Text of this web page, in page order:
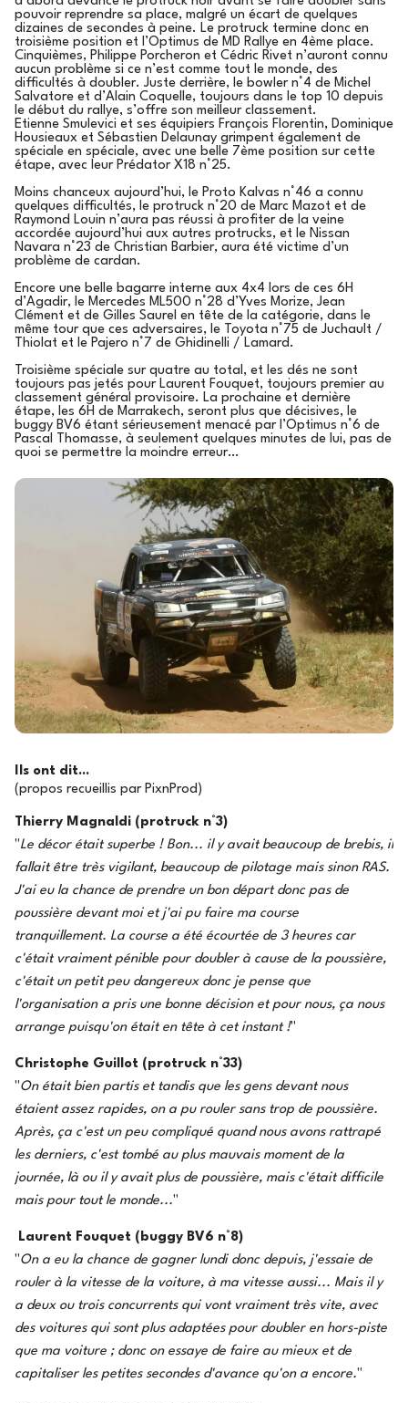
pouvoir reprendre sa place, malgré un écart de quelques
dizaines de secondes à peine. Le protruck termine donc en
troisième position et l’Optimus de MD Rallye en 4ème place.
Cinquièmes, Philippe Porcheron et Cédric Rivet n’auront connu
aucun problème si ce n’est comme tout le monde, des
difficultés à doubler. Juste derrière, le bowler n°4 de Michel
Salvatore et d’Alain Coquelle, toujours dans le top 10 depuis
le début du rallye, s’offre son meilleur classement.
Etienne Smulevici et ses équipiers François Florentin, Dominique
Housieaux et Sébastien Delaunay grimpent également de
spéciale en spéciale, avec une belle 7ème position sur cette
étape, avec leur Prédator X18 n°25.
Moins chanceux aujourd’hui, le Proto Kalvas n°46 a connu
quelques difficultés, le protruck n°20 de Marc Mazot et de
Raymond Louin n’aura pas réussi à profiter de la veine
accordée aujourd’hui aux autres protrucks, et le Nissan
Navara n°23 de Christian Barbier, aura été victime d’un
problème de cardan.
Encore une belle bagarre interne aux 4x4 lors de ces 6H
d’Agadir, le Mercedes ML500 n°28 d’Yves Morize, Jean
Clément et de Gilles Saurel en tête de la catégorie, dans le
même tour que ces adversaires, le Toyota n°75 de Juchault /
Thiolat et le Pajero n°7 de Ghidinelli / Lamard.
Troisième spéciale sur quatre au total, et les dés ne sont
toujours pas jetés pour Laurent Fouquet, toujours premier au
classement général provisoire. La prochaine et dernière
étape, les 6H de Marrakech, seront plus que décisives, le
buggy BV6 étant sérieusement menacé par l’Optimus n°6 de
Pascal Thomasse, à seulement quelques minutes de lui, pas de
quoi se permettre la moindre erreur…
Ils ont dit...
(propos recueillis par PixnProd)
Thierry Magnaldi (protruck n°3)
"Le décor était superbe ! Bon... il y avait beaucoup de brebis, il
fallait être très vigilant, beaucoup de pilotage mais sinon RAS.
J'ai eu la chance de prendre un bon départ donc pas de
poussière devant moi et j'ai pu faire ma course
tranquillement. La course a été écourtée de 3 heures car
c'était vraiment pénible pour doubler à cause de la poussière,
c'était un petit peu dangereux donc je pense que
l'organisation a pris une bonne décision et pour nous, ça nous
arrange puisqu'on était en tête à cet instant !"
Christophe Guillot (protruck n°33)
"On était bien partis et tandis que les gens devant nous
étaient assez rapides, on a pu rouler sans trop de poussière.
Après, ça c'est un peu compliqué quand nous avons rattrapé
les derniers, c'est tombé au plus mauvais moment de la
journée, là ou il y avait plus de poussière, mais c'était difficile
mais pour tout le monde..."
Laurent Fouquet (buggy BV6 n°8)
"On a eu la chance de gagner lundi donc depuis, j'essaie de
rouler à la vitesse de la voiture, à ma vitesse aussi... Mais il y
a deux ou trois concurrents qui vont vraiment très vite, avec
des voitures qui sont plus adaptées pour doubler en hors-piste
que ma voiture ; donc on essaye de faire au mieux et de
capitaliser les petites secondes d'avance qu'on a encore."